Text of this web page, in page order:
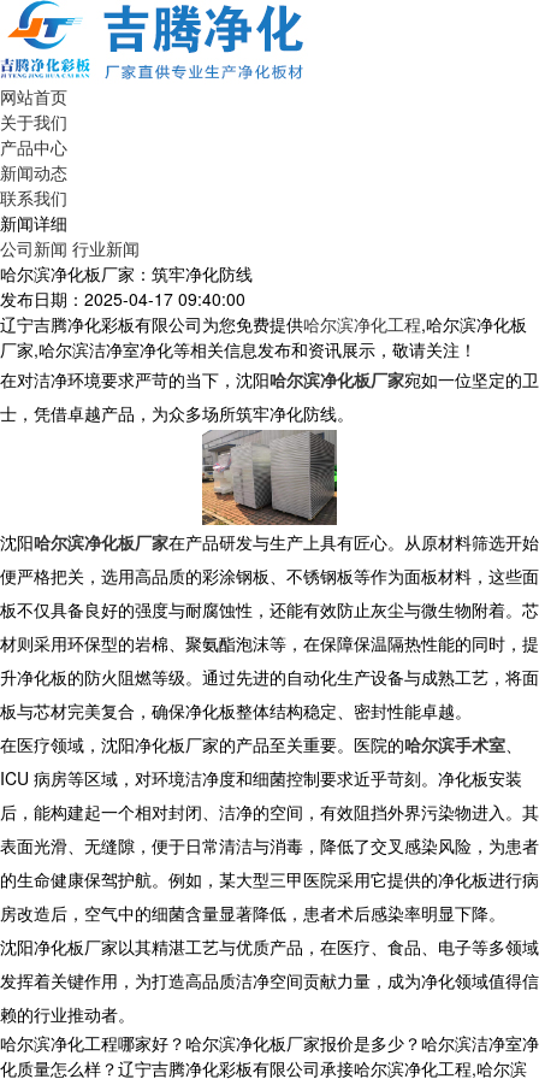
网站首页
关于我们
产品中心
新闻动态
联系我们
新闻详细
公司新闻 行业新闻
哈尔滨净化板厂家：筑牢净化防线
发布日期：2025-04-17 09:40:00
辽宁吉腾净化彩板有限公司为您免费提供哈尔滨净化工程,哈尔滨净化板
厂家,哈尔滨洁净室净化等相关信息发布和资讯展示，敬请关注！
在对洁净环境要求严苛的当下，沈阳哈尔滨净化板厂家宛如一位坚定的卫
士，凭借卓越产品，为众多场所筑牢净化防线。​
沈阳哈尔滨净化板厂家在产品研发与生产上具有匠心。从原材料筛选开始
便严格把关，选用高品质的彩涂钢板、不锈钢板等作为面板材料，这些面
板不仅具备良好的强度与耐腐蚀性，还能有效防止灰尘与微生物附着。芯
材则采用环保型的岩棉、聚氨酯泡沫等，在保障保温隔热性能的同时，提
升净化板的防火阻燃等级。通过先进的自动化生产设备与成熟工艺，将面
板与芯材完美复合，确保净化板整体结构稳定、密封性能卓越。
​ 在医疗领域，沈阳净化板厂家的产品至关重要。医院的哈尔滨手术室、
ICU 病房等区域，对环境洁净度和细菌控制要求近乎苛刻。净化板安装
后，能构建起一个相对封闭、洁净的空间，有效阻挡外界污染物进入。其
表面光滑、无缝隙，便于日常清洁与消毒，降低了交叉感染风险，为患者
的生命健康保驾护航。例如，某大型三甲医院采用它提供的净化板进行病
房改造后，空气中的细菌含量显著降低，患者术后感染率明显下降。​
沈阳净化板厂家以其精湛工艺与优质产品，在医疗、食品、电子等多领域
发挥着关键作用，为打造高品质洁净空间贡献力量，成为净化领域值得信
赖的行业推动者。
哈尔滨净化工程哪家好？哈尔滨净化板厂家报价是多少？哈尔滨洁净室净
化质量怎么样？辽宁吉腾净化彩板有限公司承接哈尔滨净化工程,哈尔滨